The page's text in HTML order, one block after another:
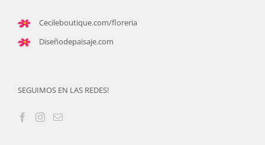
Cecileboutique.com/floreria
Diseñodepaisaje.com
SEGUIMOS EN LAS REDES!